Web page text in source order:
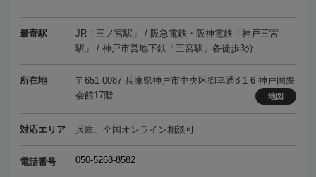
最寄駅
JR「三ノ宮駅」 / 阪急電鉄・阪神電鉄「神戸三宮
駅」 / 神戸市営地下鉄「三宮駅」各徒歩3分
所在地
〒651-0087 兵庫県神戸市中央区御幸通8-1-6 神戸国際
会館17階
地図
対応エリア 兵庫、全国オンライン相談可
電話番号 050-5268-8582